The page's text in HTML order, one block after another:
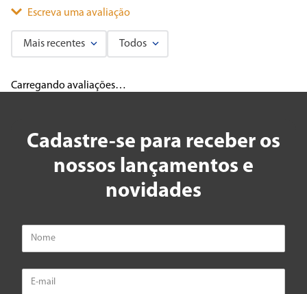
Escreva uma avaliação
Título
Avalie o produto de 1 a 5 estrelas
★★★★
Mais recentes Todos
Carregando avaliações…
Cadastre-se para receber os
nossos lançamentos e
novidades